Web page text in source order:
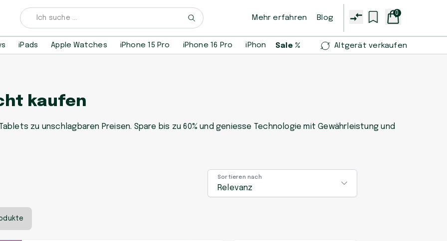
Mehr erfahren Blog
0
iPads Apple Watches iPhone 15 Pro iPhone 16 Pro iPhone 14 Pro iPhone 13 mini Samsung Galaxy
Sale % Altgerät verkaufen
kaufen
zu unschlagbaren Preisen. Spare bis zu 60% und geniesse Technologie mit Gewährleistung und
Sortieren nach
Relevanz